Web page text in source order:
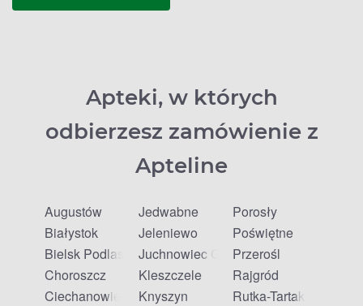
Apteki, w których
odbierzesz zamówienie z
Apteline
Augustów
Białystok
Bielsk Podlaski
Choroszcz
Ciechanowiec
Jedwabne
Jeleniewo
Juchnowiec Górny
Kleszczele
Knyszyn
Porosły
Poświętne
Przerośl
Rajgród
Rutka-Tartak